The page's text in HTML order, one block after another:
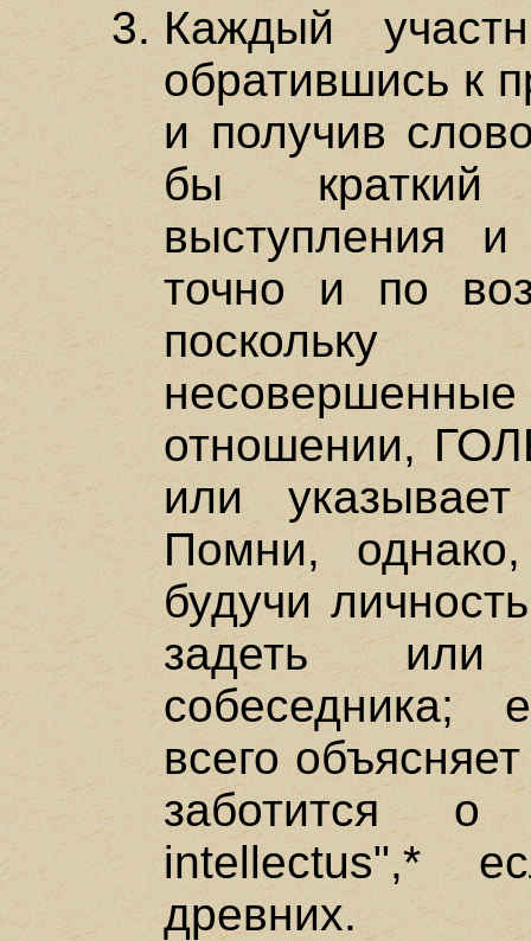
Каждый
обратившись к
и получив
бы краткий
выступления
точно и по
отношении,
или
Помни,
будучи
задеть или
собеседника;
всего
заботится
intellectus",*
древних.